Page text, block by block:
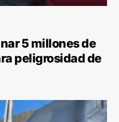
5 millones de
peligrosidad de